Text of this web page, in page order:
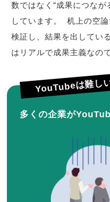
数ではなく“成果につなが
しています。 机上の空論
検証し、結果を出してい
はリアルで成果主義なので
YouTubeは難し
多くの企業が